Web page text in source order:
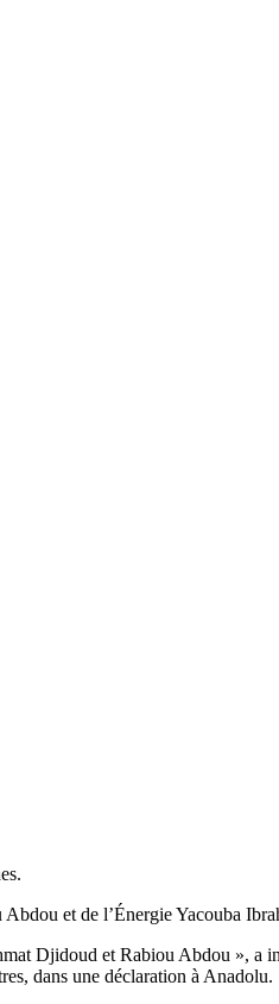
et de l’Énergie Yacouba
Djidoud et Rabiou Abdou », a
dans une déclaration à Anadolu.